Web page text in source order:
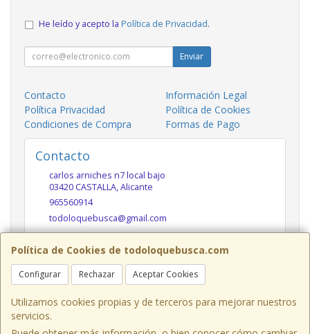
Política de Cookies de todoloquebusca.com
Configurar Rechazar Aceptar Cookies
Utilizamos cookies propias y de terceros para mejorar nuestros
servicios.
He leído y acepto la Política de Privacidad.
Enviar
Contacto
Información Legal
Política Privacidad
Política de Cookies
Condiciones de Compra
Formas de Pago
Contacto
carlos arniches n7 local bajo
03420 CASTALLA,Alicante
965560914
todoloquebusca@gmail.com
Horario
10h a 14h y 17h a 20h